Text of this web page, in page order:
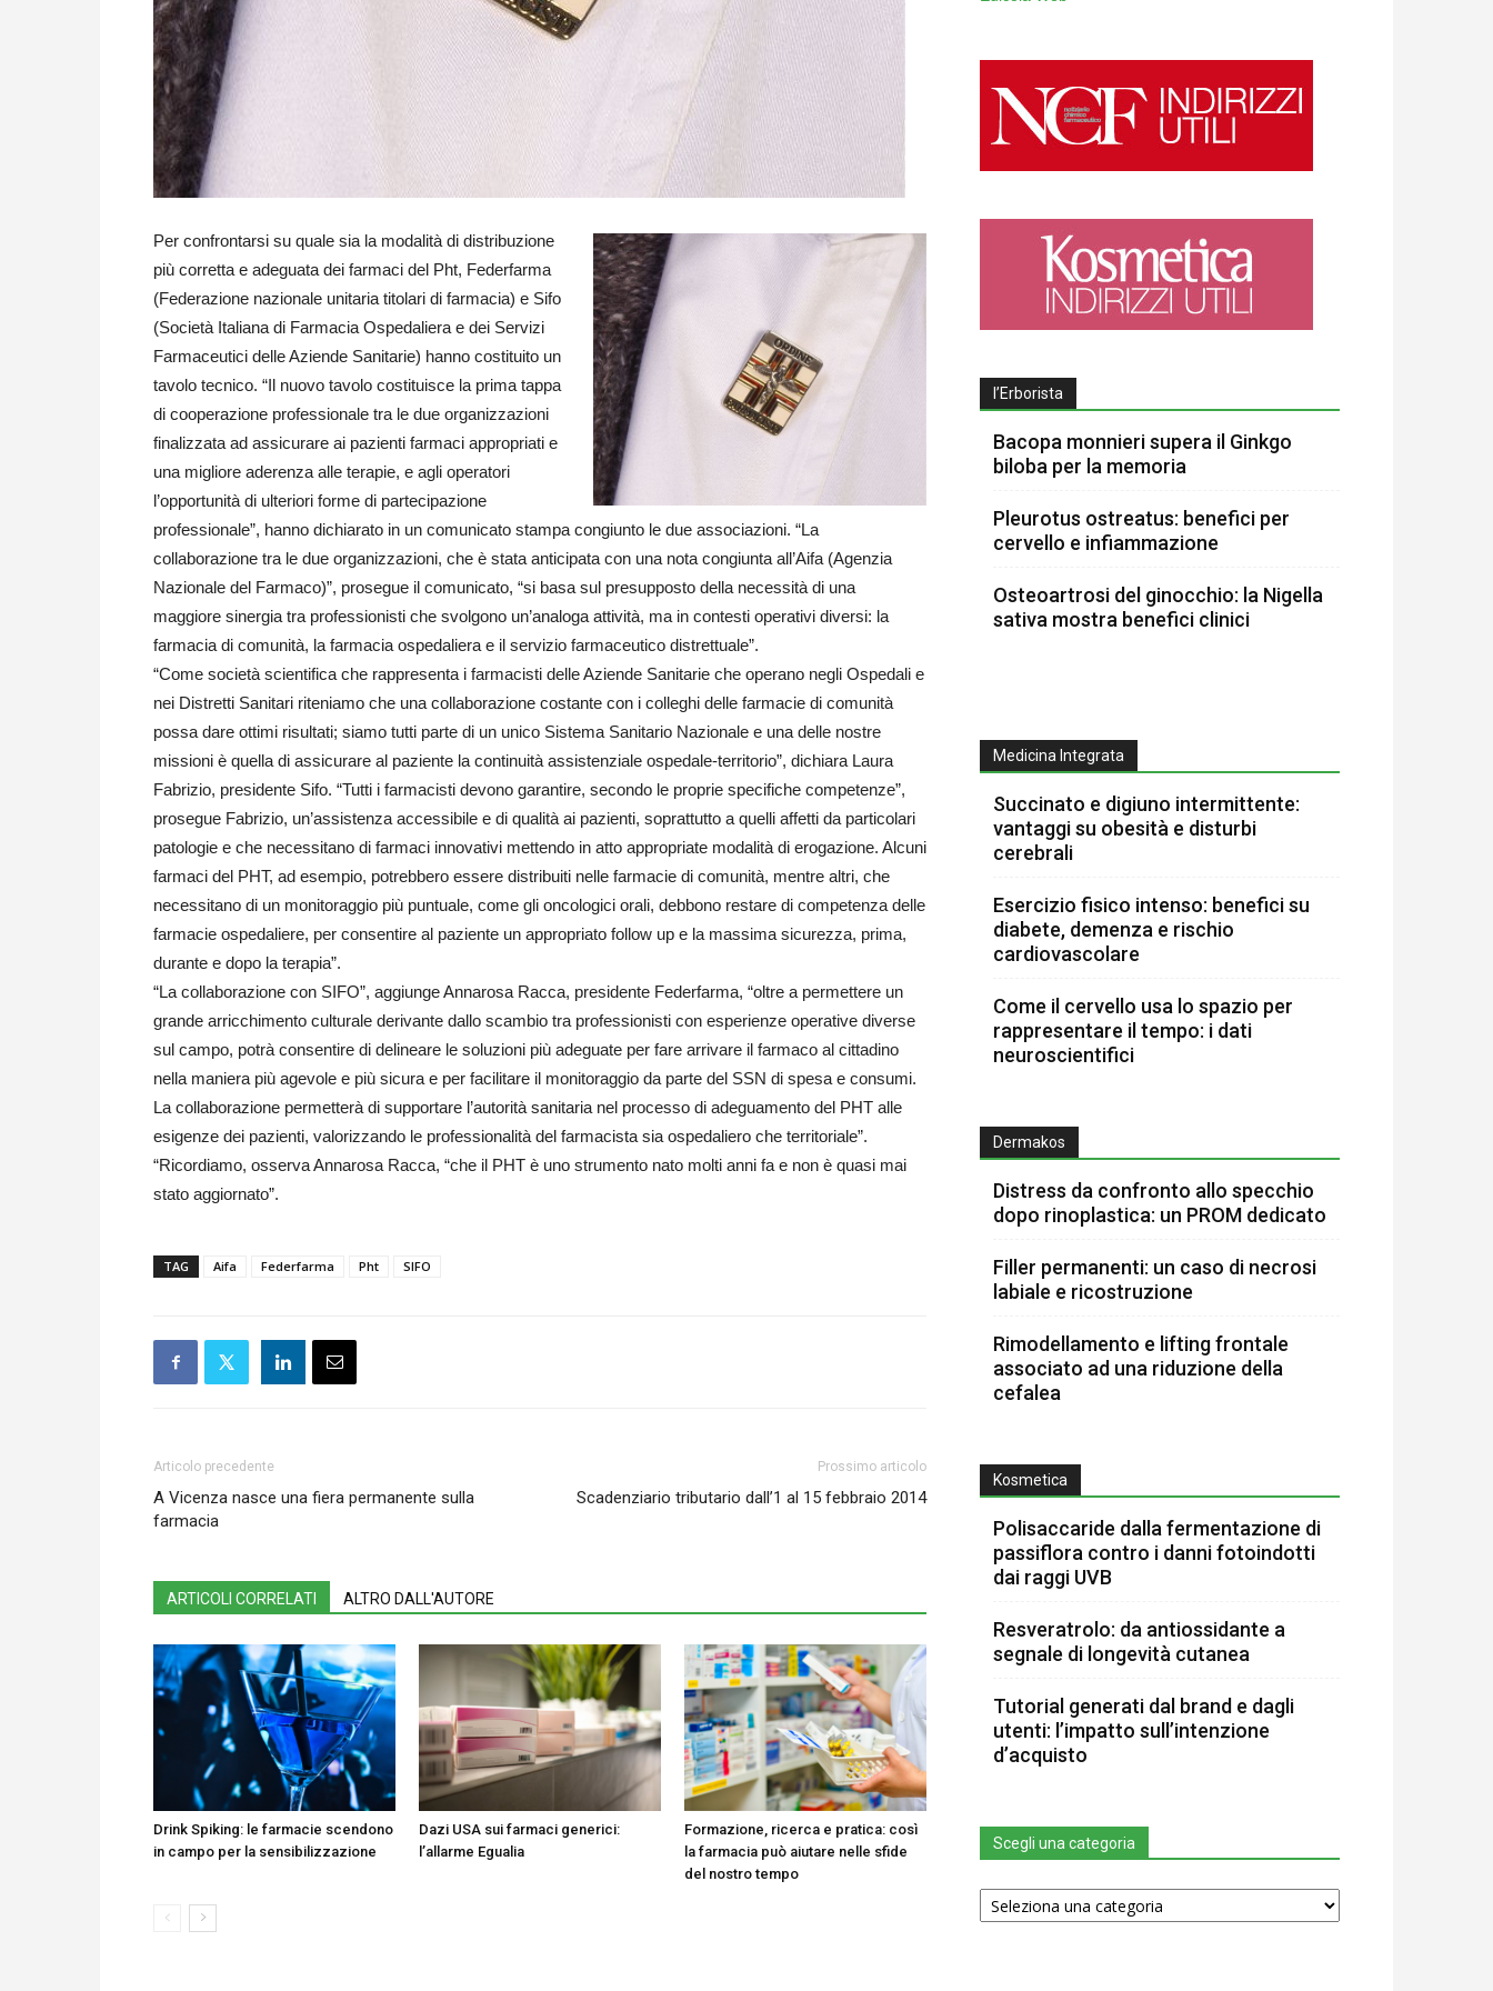
Per confrontarsi su quale sia la modalità di distribuzione
più corretta e adeguata dei farmaci del Pht, Federfarma
(Federazione nazionale unitaria titolari di farmacia) e Sifo
(Società Italiana di Farmacia Ospedaliera e dei Servizi
Farmaceutici delle Aziende Sanitarie) hanno costituito un
tavolo tecnico. “Il nuovo tavolo costituisce la prima tappa
di cooperazione professionale tra le due organizzazioni
finalizzata ad assicurare ai pazienti farmaci appropriati e
una migliore aderenza alle terapie, e agli operatori
l’opportunità di ulteriori forme di partecipazione
professionale”, hanno dichiarato in un comunicato stampa congiunto le due associazioni. “La
collaborazione tra le due organizzazioni, che è stata anticipata con una nota congiunta all’Aifa (Agenzia
Nazionale del Farmaco)”, prosegue il comunicato, “si basa sul presupposto della necessità di una
maggiore sinergia tra professionisti che svolgono un’analoga attività, ma in contesti operativi diversi: la
farmacia di comunità, la farmacia ospedaliera e il servizio farmaceutico distrettuale”.
“Come società scientifica che rappresenta i farmacisti delle Aziende Sanitarie che operano negli Ospedali e
nei Distretti Sanitari riteniamo che una collaborazione costante con i colleghi delle farmacie di comunità
possa dare ottimi risultati; siamo tutti parte di un unico Sistema Sanitario Nazionale e una delle nostre
missioni è quella di assicurare al paziente la continuità assistenziale ospedale-territorio”, dichiara Laura
Fabrizio, presidente Sifo. “Tutti i farmacisti devono garantire, secondo le proprie specifiche competenze”,
prosegue Fabrizio, un’assistenza accessibile e di qualità ai pazienti, soprattutto a quelli affetti da particolari
patologie e che necessitano di farmaci innovativi mettendo in atto appropriate modalità di erogazione. Alcuni
farmaci del PHT, ad esempio, potrebbero essere distribuiti nelle farmacie di comunità, mentre altri, che
necessitano di un monitoraggio più puntuale, come gli oncologici orali, debbono restare di competenza delle
farmacie ospedaliere, per consentire al paziente un appropriato follow up e la massima sicurezza, prima,
durante e dopo la terapia”.
“La collaborazione con SIFO”, aggiunge Annarosa Racca, presidente Federfarma, “oltre a permettere un
grande arricchimento culturale derivante dallo scambio tra professionisti con esperienze operative diverse
sul campo, potrà consentire di delineare le soluzioni più adeguate per fare arrivare il farmaco al cittadino
nella maniera più agevole e più sicura e per facilitare il monitoraggio da parte del SSN di spesa e consumi.
La collaborazione permetterà di supportare l’autorità sanitaria nel processo di adeguamento del PHT alle
esigenze dei pazienti, valorizzando le professionalità del farmacista sia ospedaliero che territoriale”.
“Ricordiamo, osserva Annarosa Racca, “che il PHT è uno strumento nato molti anni fa e non è quasi mai
stato aggiornato”.
TAG Aifa Federfarma Pht SIFO
Articolo precedente
A Vicenza nasce una fiera permanente sulla
farmacia
Prossimo articolo
Scadenziario tributario dall’1 al 15 febbraio 2014
ARTICOLI CORRELATI ALTRO DALL'AUTORE
Drink Spiking: le farmacie scendono
in campo per la sensibilizzazione
Dazi USA sui farmaci generici:
l’allarme Egualia
Formazione, ricerca e pratica: così
la farmacia può aiutare nelle sfide
del nostro tempo
l’Erborista
Bacopa monnieri supera il Ginkgo
biloba per la memoria
Pleurotus ostreatus: benefici per
cervello e infiammazione
Osteoartrosi del ginocchio: la Nigella
sativa mostra benefici clinici
Medicina Integrata
Succinato e digiuno intermittente:
vantaggi su obesità e disturbi
cerebrali
Esercizio fisico intenso: benefici su
diabete, demenza e rischio
cardiovascolare
Come il cervello usa lo spazio per
rappresentare il tempo: i dati
neuroscientifici
Dermakos
Distress da confronto allo specchio
dopo rinoplastica: un PROM dedicato
Filler permanenti: un caso di necrosi
labiale e ricostruzione
Rimodellamento e lifting frontale
associato ad una riduzione della
cefalea
Kosmetica
Polisaccaride dalla fermentazione di
passiflora contro i danni fotoindotti
dai raggi UVB
Resveratrolo: da antiossidante a
segnale di longevità cutanea
Tutorial generati dal brand e dagli
utenti: l’impatto sull’intenzione
d’acquisto
Scegli una categoria
Scegli
una